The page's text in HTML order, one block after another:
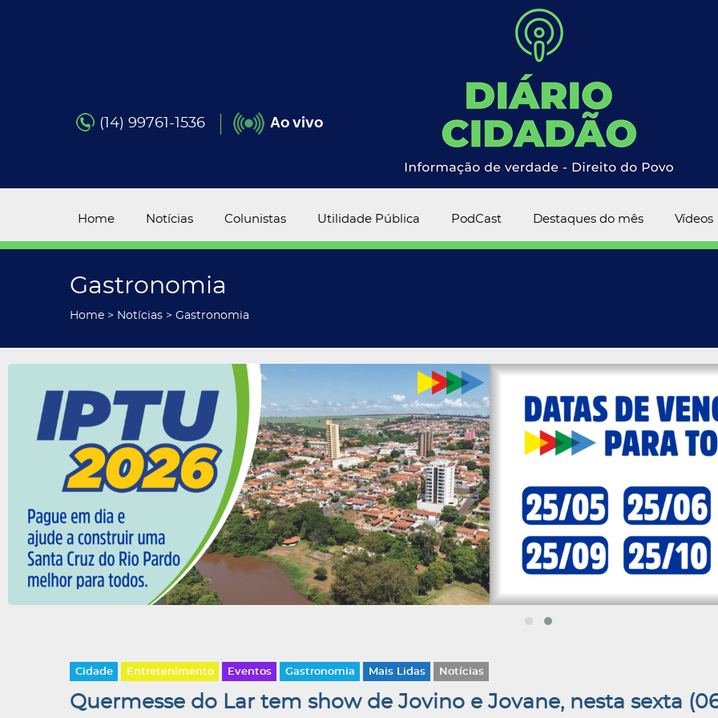
(14) 99761-1536 Ao vivo
Home Notícias Colunistas Utilidade Pública PodCast Destaques do mês Vídeos
Gastronomia
Home > Notícias > Gastronomia
Cidade Entretenimento Eventos Gastronomia Mais Lidas Notícias
Quermesse do Lar tem show de Jovino e Jovane, nesta sexta